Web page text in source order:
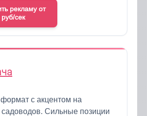
рекламу от
сек
с акцентом на
садоводов. Сильные позиции